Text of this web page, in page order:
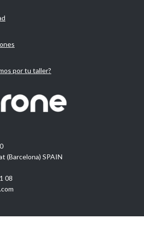
por tu taller?
(Barcelona) SPAIN
08